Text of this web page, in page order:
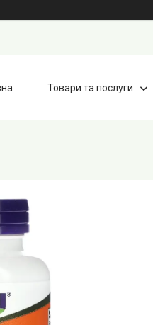
Товари та послуги